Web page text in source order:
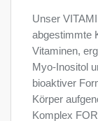
Unser
abgestimmte
Vitaminen,
Myo-Inositol
bioaktiver
Körper
Komplex